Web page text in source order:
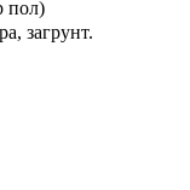
пол)
загрунт.